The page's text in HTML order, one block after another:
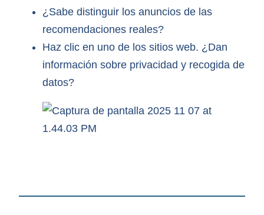
¿Sabe distinguir los anuncios de las
recomendaciones reales?
Haz clic en uno de los sitios web. ¿Dan
información sobre privacidad y recogida de
datos?